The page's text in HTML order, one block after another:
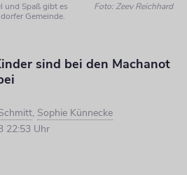
und Spaß gibt es
Gemeinde.
Foto: Zeev Reichhard
sind bei den Machanot
, Sophie Künnecke
22:53 Uhr